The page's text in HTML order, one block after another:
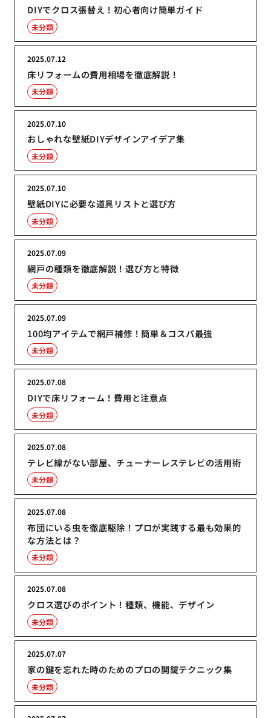
DIYでクロス張替え！初心者向け簡単ガイド
未分類
床リフォームの費用相場を徹底解説！
2025.07.12
未分類
おしゃれな壁紙DIYデザインアイデア集
2025.07.10
未分類
壁紙DIYに必要な道具リストと選び方
2025.07.10
未分類
網戸の種類を徹底解説！選び方と特徴
2025.07.09
未分類
100均アイテムで網戸補修！簡単＆コスパ最強
2025.07.09
未分類
DIYで床リフォーム！費用と注意点
2025.07.08
未分類
テレビ線がない部屋、チューナーレステレビの活用術
2025.07.08
未分類
布団にいる虫を徹底駆除！プロが実践する最も効果的
な方法とは？
2025.07.08
未分類
クロス選びのポイント！種類、機能、デザイン
2025.07.08
未分類
家の鍵を忘れた時のためのプロの開錠テクニック集
2025.07.07
未分類